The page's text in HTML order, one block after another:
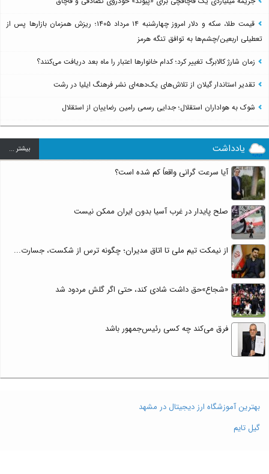
قیمت طلا، سکه و دلار امروز چهارشنبه ۱۴ مرداد ۱۴۰۵؛ ریزش همزمان بازارها پس از
تعطیلی اربعین/چشم‌ها به توافق تنگه هرمز
زمان شارژ کالابرگ تغییر کرد؛ کدام خانوارها اعتبار را ماه بعد دریافت می‌کنند؟
تقدیر استاندار گیلان از تلاش‌های یک‌دهه‌ای نشر فرهنگ ایلیا در رشت
شوک به هواداران استقلال؛ جدایی رسمی رامین رضاییان از استقلال
یادداشت بيشتر ...
آیا سرعت گرانی واقعاً کم شده است؟
صلح پایدار در غرب آسیا بدون ایران ممکن نیست
از نیمکت تیم ملی تا اتاق مدیران؛ چگونه ترس از شکست، جسارت...
«شجاع»حق داشت شادی کند، حتی اگر گلش مردود شد
فرق می‌کند چه کسی رئیس‌جمهور باشد
بهترین آموزشگاه ارز دیجیتال در مشهد
گیل تایم